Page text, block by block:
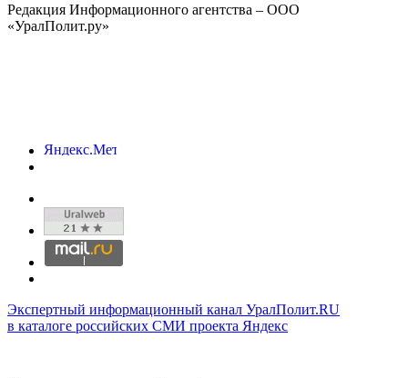
Редакция Информационного агентства – ООО
«УралПолит.ру»
Экспертный информационный канал УралПолит.RU
в каталоге российских СМИ проекта Яндекс